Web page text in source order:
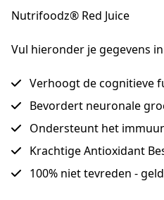
Nutrifoodz® Red Juice
Vul hieronder je gegevens
Verhoogt de cognitieve
Bevordert neuronale
Ondersteunt het
Krachtige Antioxidant
100% niet tevreden -